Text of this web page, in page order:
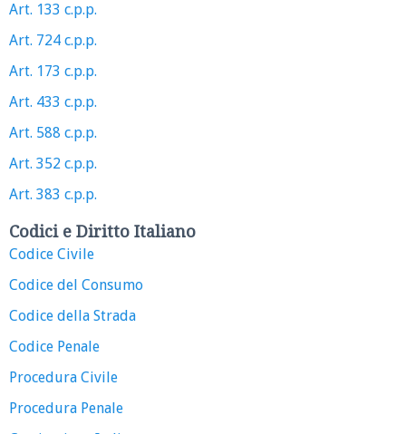
Art. 133 c.p.p.
Art. 724 c.p.p.
Art. 173 c.p.p.
Art. 433 c.p.p.
Art. 588 c.p.p.
Art. 352 c.p.p.
Art. 383 c.p.p.
Codici e Diritto Italiano
Codice Civile
Codice del Consumo
Codice della Strada
Codice Penale
Procedura Civile
Procedura Penale